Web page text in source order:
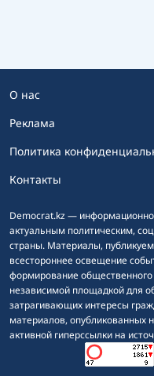
Democrat.kz —
актуальным политическим,
страны. Материалы,
всестороннее освещение
формирование
независимой площадкой для
затрагивающих интересы
материалов, опубликованных
активной гиперссылки на
О нас
Реклама
Политика
Контакты